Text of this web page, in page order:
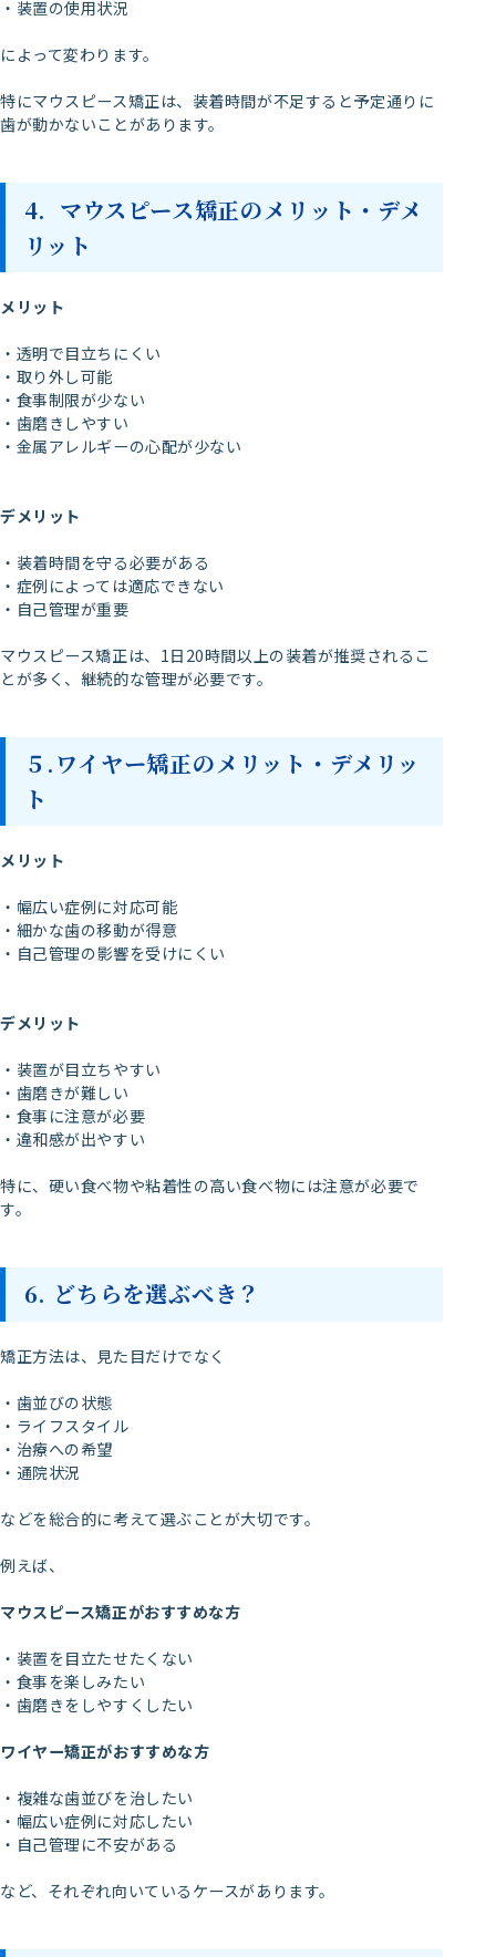
・装置の使用状況
によって変わります。
特にマウスピース矯正は、装着時間が不足すると予定通りに
歯が動かないことがあります。
4. マウスピース矯正のメリット・デメ
リット
メリット
・透明で目立ちにくい
・取り外し可能
・食事制限が少ない
・歯磨きしやすい
・金属アレルギーの心配が少ない
デメリット
・装着時間を守る必要がある
・症例によっては適応できない
・自己管理が重要
マウスピース矯正は、1日20時間以上の装着が推奨されるこ
とが多く、継続的な管理が必要です。
５.ワイヤー矯正のメリット・デメリッ
ト
メリット
・幅広い症例に対応可能
・細かな歯の移動が得意
・自己管理の影響を受けにくい
デメリット
・装置が目立ちやすい
・歯磨きが難しい
・食事に注意が必要
・違和感が出やすい
特に、硬い食べ物や粘着性の高い食べ物には注意が必要で
す。
6. どちらを選ぶべき？
矯正方法は、見た目だけでなく
・歯並びの状態
・ライフスタイル
・治療への希望
・通院状況
などを総合的に考えて選ぶことが大切です。
例えば、
マウスピース矯正がおすすめな方
・装置を目立たせたくない
・食事を楽しみたい
・歯磨きをしやすくしたい
ワイヤー矯正がおすすめな方
・複雑な歯並びを治したい
・幅広い症例に対応したい
・自己管理に不安がある
など、それぞれ向いているケースがあります。